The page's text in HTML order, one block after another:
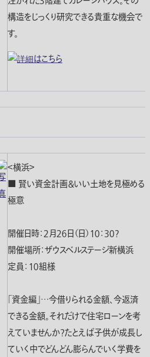
構造をじっくり研究できる貴重な機会で
す。
＜横浜＞
■ 賢い資金計画＆いい土地を見極める
極意
開催日時：２月２６日（日）１０：３０?
開催場所：ザウスベルステージ新横浜
定員：１０組様
「資金編」…今借りられる金額、今返済
できる金額。それだけで住宅ローンを考
えていませんか？たとえば子供が成長し
ていく中でどんどん膨らんでいく学費を